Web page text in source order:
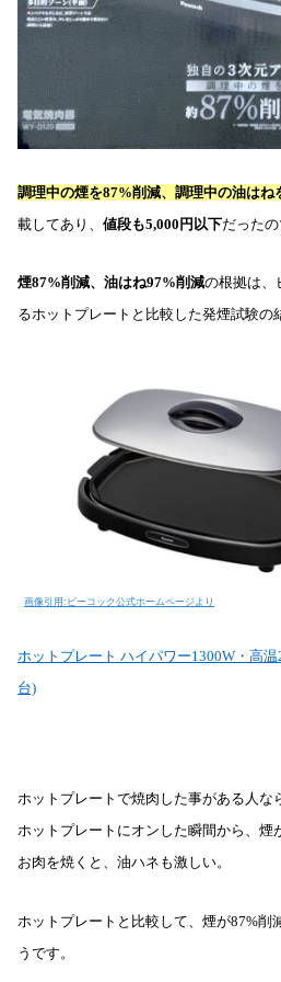
調理中の煙を87%削減、調理中の油はね
載してあり、 値段も5,000円以下だった
煙87%削減、油はね97%削減の根拠は、
るホットプレートと比較した発煙試験の
画像引用:ピーコック公式ホームページより
ホットプレート ハイパワー1300W・高
台)
ホットプレートで焼肉した事がある人な
ホットプレートにオンした瞬間から、煙
お肉を焼くと、油ハネも激しい。
ホットプレートと比較して、煙が87%削
うです。